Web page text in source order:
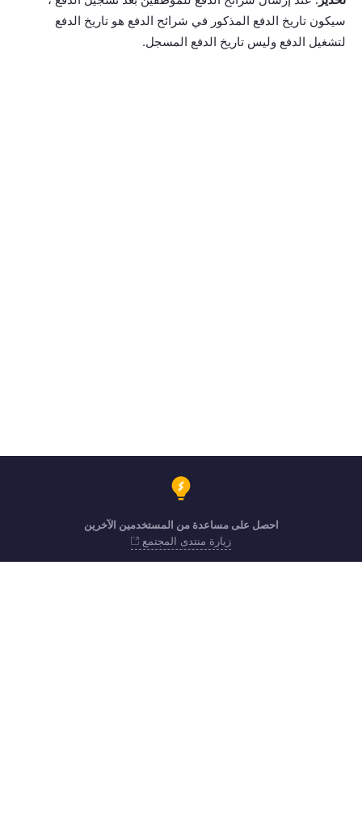
سيكون تاريخ الدفع المذكور في شرائح الدفع هو تاريخ الدفع
لتشغيل الدفع وليس تاريخ الدفع المسجل.
احصل على مساعدة من المستخدمين الآخرين
زيارة منتدى المجتمع